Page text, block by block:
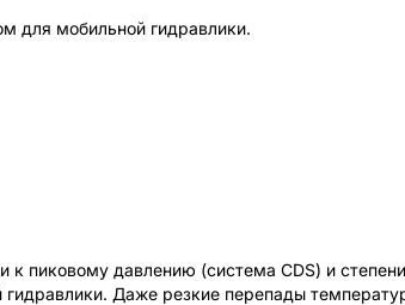
для мобильной гидравлики.
к пиковому давлению (система CDS) и
Даже резкие перепады